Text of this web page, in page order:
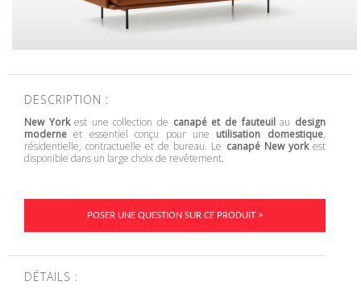
DESCRIPTION :
New Yorkest une collection de canapé et de fauteuilau design
moderne et essentiel conçu pour une utilisation domestique,
résidentielle, contractuelle et de bureau. Le canapé New yorkest
disponible dans un large choix de revêtement.
POSER UNE QUESTION SUR CE PRODUIT >
DÉTAILS :